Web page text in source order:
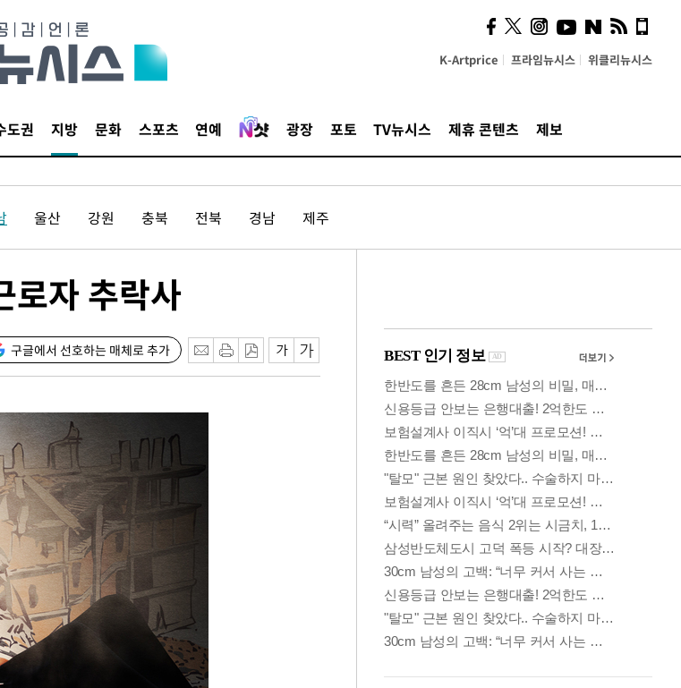
K-Artprice 프라임뉴시스 위클리뉴시스
도권 지방 문화 스포츠 연예 광장 포토 TV뉴시스 제휴 콘텐츠 제보
울산 강원 충북 전북 경남 제주
로자 추락사
구글에서 선호하는 매체로 추가
사이 해답 찾았죠"…알을
깨고 나온 '초자아'